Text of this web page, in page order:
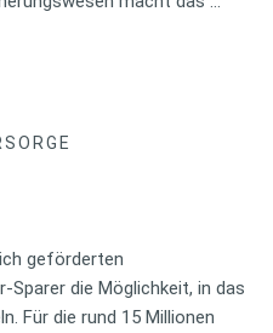
geförderten
die Möglichkeit, in das
Für die rund 15 Millionen